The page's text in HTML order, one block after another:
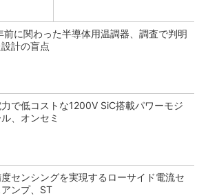
前に関わった半導体用温調器、調査で判明
設計の盲点
で低コストな1200V SiC搭載パワーモジ
ル、オンセミ
センシングを実現するローサイド電流セ
アンプ、ST